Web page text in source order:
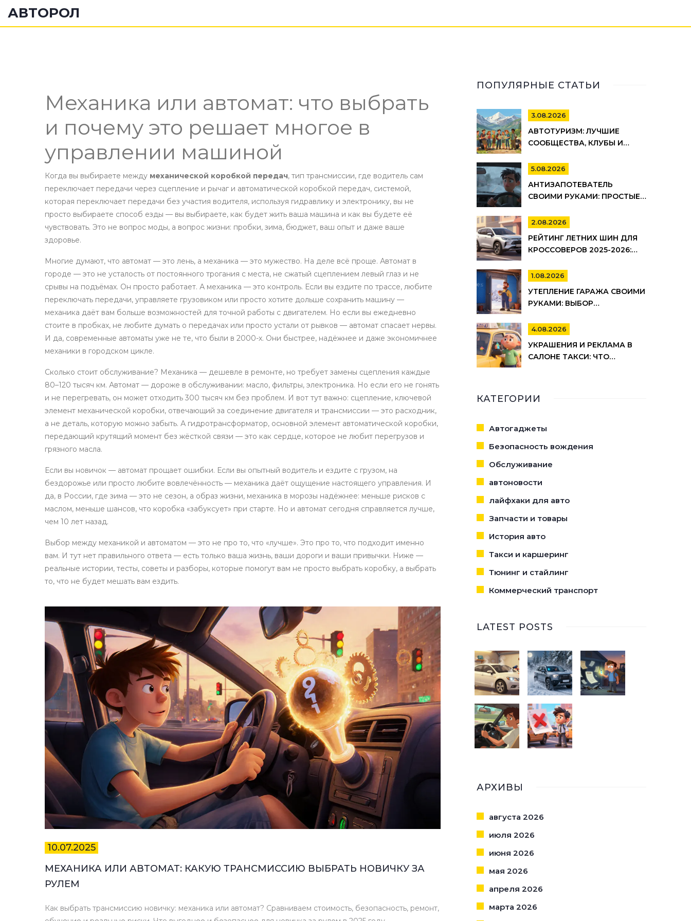
АВТОРОЛ
Механика или автомат: что выбрать
и почему это решает многое в
управлении машиной
Когда вы выбираете между механической коробкой передач, тип трансмиссии, где водитель сам
переключает передачи через сцепление и рычаг и автоматической коробкой передач, системой,
которая переключает передачи без участия водителя, используя гидравлику и электронику, вы не
просто выбираете способ езды — вы выбираете, как будет жить ваша машина и как вы будете её
чувствовать. Это не вопрос моды, а вопрос жизни: пробки, зима, бюджет, ваш опыт и даже ваше
здоровье.
Многие думают, что автомат — это лень, а механика — это мужество. На деле всё проще. Автомат в
городе — это не усталость от постоянного трогания с места, не сжатый сцеплением левый глаз и не
срывы на подъёмах. Он просто работает. А механика — это контроль. Если вы ездите по трассе, любите
переключать передачи, управляете грузовиком или просто хотите дольше сохранить машину —
механика даёт вам больше возможностей для точной работы с двигателем. Но если вы ежедневно
стоите в пробках, не любите думать о передачах или просто устали от рывков — автомат спасает нервы.
И да, современные автоматы уже не те, что были в 2000-х. Они быстрее, надёжнее и даже экономичнее
механики в городском цикле.
Сколько стоит обслуживание? Механика — дешевле в ремонте, но требует замены сцепления каждые
80–120 тысяч км. Автомат — дороже в обслуживании: масло, фильтры, электроника. Но если его не гонять
и не перегревать, он может отходить 300 тысяч км без проблем. И вот тут важно: сцепление, ключевой
элемент механической коробки, отвечающий за соединение двигателя и трансмиссии — это расходник,
а не деталь, которую можно забыть. А гидротрансформатор, основной элемент автоматической коробки,
передающий крутящий момент без жёсткой связи — это как сердце, которое не любит перегрузов и
грязного масла.
Если вы новичок — автомат прощает ошибки. Если вы опытный водитель и ездите с грузом, на
бездорожье или просто любите вовлечённость — механика даёт ощущение настоящего управления. И
да, в России, где зима — это не сезон, а образ жизни, механика в морозы надёжнее: меньше рисков с
маслом, меньше шансов, что коробка «забуксует» при старте. Но и автомат сегодня справляется лучше,
чем 10 лет назад.
Выбор между механикой и автоматом — это не про то, что «лучше». Это про то, что подходит именно
вам. И тут нет правильного ответа — есть только ваша жизнь, ваши дороги и ваши привычки. Ниже —
реальные истории, тесты, советы и разборы, которые помогут вам не просто выбрать коробку, а выбрать
то, что не будет мешать вам ездить.
10.07.2025
МЕХАНИКА ИЛИ АВТОМАТ: КАКУЮ ТРАНСМИССИЮ ВЫБРАТЬ НОВИЧКУ ЗА
РУЛЕМ
Как выбрать трансмиссию новичку: механика или автомат? Сравниваем стоимость, безопасность, ремонт,
ПОПУЛЯРНЫЕ СТАТЬИ
3.08.2026
АВТОТУРИЗМ: ЛУЧШИЕ
СООБЩЕСТВА, КЛУБЫ И
НА АВТО
5.08.2026
АНТИЗАПОТЕВАТЕЛЬ
СВОИМИ РУКАМИ: ПРОСТЫЕ
ДЛЯ АВТО
2.08.2026
РЕЙТИНГ ЛЕТНИХ ШИН ДЛЯ
КРОССОВЕРОВ 2025-2026:
УПРАВЛЯЕМОСТЬ
1.08.2026
УТЕПЛЕНИЕ ГАРАЖА СВОИМИ
РУКАМИ: ВЫБОР
ТЕХНОЛОГИЯ МОНТАЖА
4.08.2026
УКРАШЕНИЯ И РЕКЛАМА В
САЛОНЕ ТАКСИ: ЧТО
КАТЕГОРИИ
Автогаджеты
Безопасность вождения
Обслуживание
автоновости
лайфхаки для авто
Запчасти и товары
История авто
Такси и каршеринг
Тюнинг и стайлинг
Коммерческий транспорт
LATEST POSTS
АРХИВЫ
августа 2026
июля 2026
июня 2026
мая 2026
апреля 2026
марта 2026